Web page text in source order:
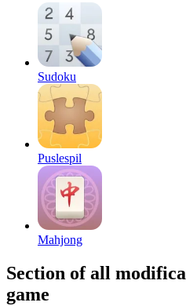
Sudoku
Puslespil
Mahjong
Section of all
game